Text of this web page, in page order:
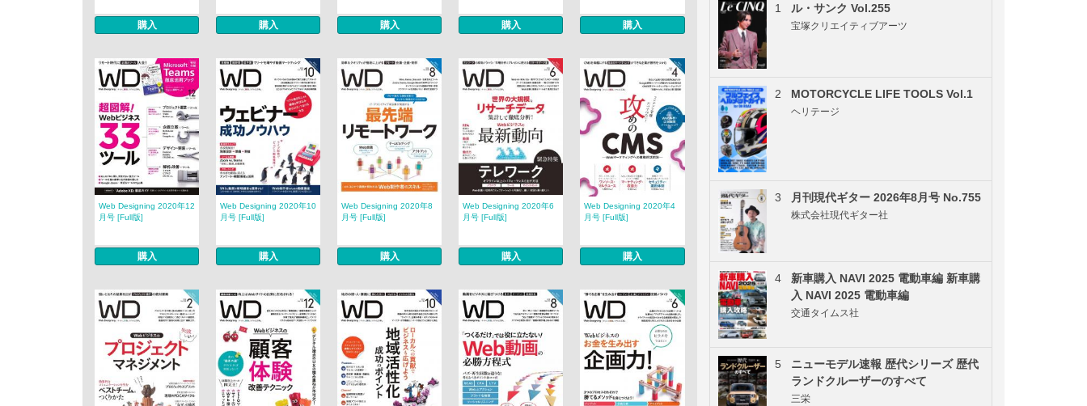
購入 購入 購入 購入 購入
Web Designing 2020年12
月号 [Full版]
購入
Web Designing 2020年10
月号 [Full版]
購入
Web Designing 2020年8
月号 [Full版]
購入
Web Designing 2020年6
月号 [Full版]
購入
Web Designing 2020年4
月号 [Full版]
購入
1 ル・サンク Vol.255
宝塚クリエイティブアーツ
2 MOTORCYCLE LIFE TOOLS Vol.1
ヘリテージ
3 月刊現代ギター 2026年8月号 No.755
株式会社現代ギター社
4
新車購入 NAVI 2025 電動車編 新車購
入 NAVI 2025 電動車編
交通タイムス社
5
ニューモデル速報 歴代シリーズ 歴代
ランドクルーザーのすべて
三栄